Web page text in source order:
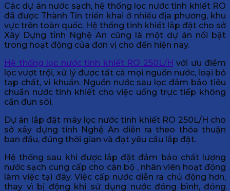
Các dự án nước sạch, hệ thống lọc nước tinh khiết RO
đã được Thành Tín triển khai ở nhiều địa phương, khu
vực trên toàn quốc. Hệ thống tinh khiết lắp đặt cho sở
Xây Dựng tỉnh Nghệ An cũng là một dự án nổi bật
trong hoạt động của đơn vị cho đến hiện nay.
Hệ thống lọc nước tinh khiết RO 250L/H với ưu điểm
lọc vượt trội, xử lý được tất cả mọi nguồn nước, loại bỏ
tạp chất, vi khuẩn. Nguồn nước sau lọc đảm bảo tiêu
chuẩn nước tinh khiết cho việc uống trực tiếp không
cần đun sôi.
Dự án lắp đặt máy lọc nước tinh khiết RO 250L/H cho
sở xây dựng tỉnh Nghệ An diễn ra theo thỏa thuận
ban đầu, đúng thời gian và đạt yêu cầu lắp đặt.
Hệ thống sau khi được lắp đặt đảm bảo chất lượng
nước sạch cung cấp cho cán bộ , nhân viên hoạt động
làm việc tại đây. Việc cấp nước diễn ra chủ động hơn,
thay vì bị động khi sử dụng nước đóng bình, đóng